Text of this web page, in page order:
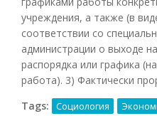
учреждения, а также (в
соответствии со
администрации о выходе
распорядка или графика
работа). 3) Фактически
Tags:
Социология